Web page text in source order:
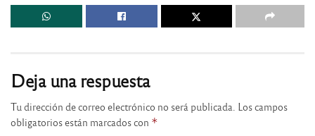
Deja una respuesta
Tu dirección de correo electrónico no será publicada. Los campos
obligatorios están marcados con *